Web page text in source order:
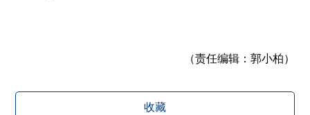
（责任编辑： 郭小柏）
收藏